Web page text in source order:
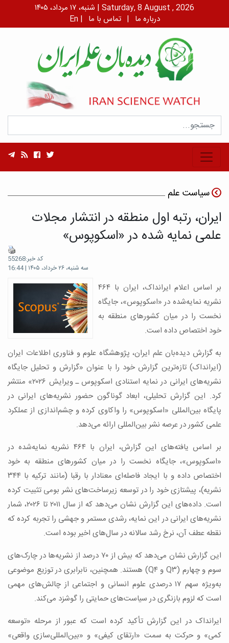
شنبه، ۱۷ مرداد، ۱۴۰۵ | Saturday, 8 August , 2026
En | درباره ما | تماس با ما
سیاست علم
ایران، رتبه اول منطقه در انتشار مجلات
علمی نمایه شده در «اسکوپوس»
کد خبر:55268
سه شنبه، ۲۶ خرداد، ۱۴۰۵ | 16:44
بر اساس اعلام ایرانداک، ایران با ۴۶۴
نشریه نمایه‌شده در «اسکوپوس»، جایگاه
نخست را در میان کشورهای منطقه به
خود اختصاص داده است.
به گزارش دیده‌بان علم ایران، پژوهشگاه علوم و فناوری اطلاعات ایران
(ایرانداک) تازه‌ترین گزارش خود را با عنوان «گزارش و تحلیل جایگاه
نشریه‌های ایرانی در نمایه استنادی اسکوپوس ـ ویرایش ۲۰۲۶» منتشر
کرد. این گزارش تحلیلی، ابعاد گوناگون حضور نشریه‌های ایرانی در
پایگاه بین‌المللی «اسکوپوس» را واکاوی کرده و چشم‌اندازی از عملکرد
علمی کشور در عرصه نشر بین‌المللی ارائه می‌دهد.
بر اساس یافته‌های این گزارش، ایران با ۴۶۴ نشریه نمایه‌شده در
«اسکوپوس»، جایگاه نخست را در میان کشورهای منطقه به خود
اختصاص داده و با ایجاد فاصله‌ای معنادار با رقبا (مانند ترکیه با ۳۴۴
نشریه)، پیشتازی خود را در توسعه زیرساخت‌های نشر بومی تثبیت کرده
است. داده‌های این گزارش نشان می‌دهد که از سال ۲۰۱۱ تا ۲۰۲۶، شمار
نشریه‌های ایرانی در این نمایه، رشدی مستمر و جهشی را تجربه کرده که
نقطه عطف آن، نرخ رشد سالانه در سال‌های اخیر بوده است.
این گزارش نشان می‌دهد که بیش از ۷۰ درصد از نشریه‌ها در چارک‌های
سوم و چهارم (Q۳ و Q۴) هستند. همچنین، نابرابری در توزیع موضوعی
به‌ویژه سهم ۱۷ درصدی علوم انسانی و اجتماعی از چالش‌های مهمی
است که لزوم بازنگری در سیاست‌های حمایتی را گوشزد می‌کند.
ایرانداک در این گزارش تأکید کرده است که عبور از مرحله «توسعه
کمی» و حرکت به سمت «ارتقای کیفی» و «بین‌المللی‌سازی واقعی»